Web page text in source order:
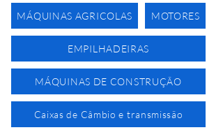
MÁQUINAS AGRICOLAS MOTORES
EMPILHADEIRAS
MÁQUINAS DE CONSTRUÇÃO
Caixas de Câmbio e transmissão